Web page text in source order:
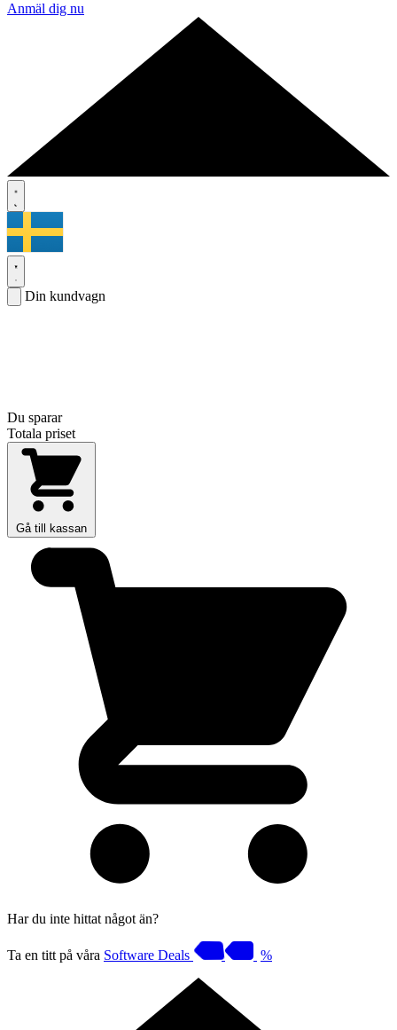
Anmäl dig nu
Din kundvagn
Du sparar
Totala priset
Gå till kassan
Har du inte hittat något än?
Ta en titt på våra Software Deals %